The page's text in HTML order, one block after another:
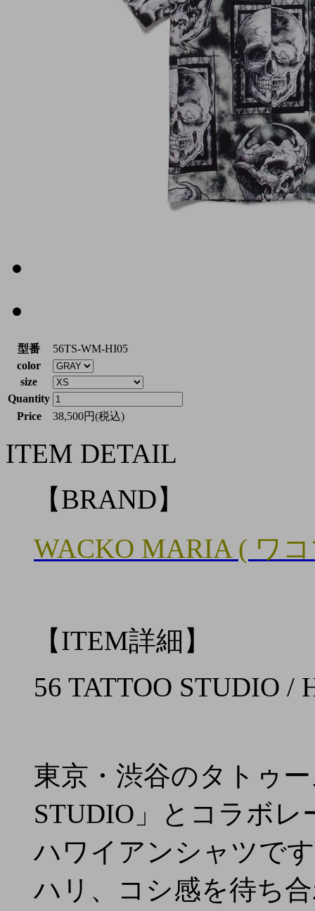
型番
56TS-WM-HI05
color
size
Quantity
Price
38,500円(税込)
ITEM DETAIL
【BRAND】
WACKO MARIA ( ワ
【ITEM詳細】
56 TATTOO STUDIO /
東京・渋谷のタトゥ
STUDIO」とコラボ
ハワイアンシャツで
ハリ、コシ感を待ち